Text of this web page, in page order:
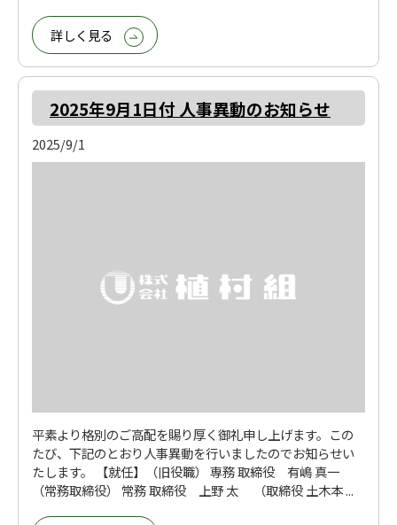
詳しく見る
2025年9月1日付 人事異動のお知らせ
2025/9/1
平素より格別のご高配を賜り厚く御礼申し上げます。この
たび、下記のとおり人事異動を行いましたのでお知らせい
たします。 【就任】（旧役職） 専務 取締役 有嶋 真一
（常務取締役） 常務 取締役 上野 太 （取締役 土木本 ...